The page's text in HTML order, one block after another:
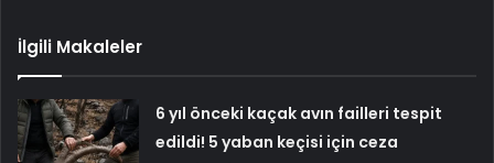
İlgili Makaleler
6 yıl önceki kaçak avın failleri tespit
edildi! 5 yaban keçisi için ceza